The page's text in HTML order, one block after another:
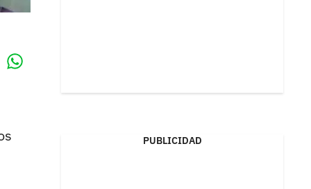
PUBLICIDAD